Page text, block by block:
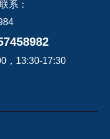
系：
，13:30-17:30